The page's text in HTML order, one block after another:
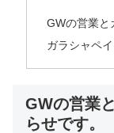
GWの営業と
ガラシャペ
GWの営業
らせです。